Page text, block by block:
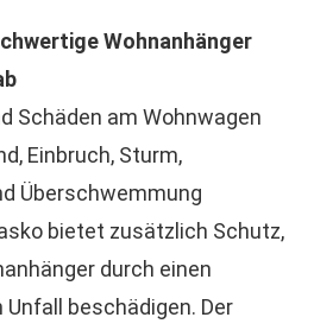
Wohnanhänger
Schäden am Wohnwagen
Einbruch, Sturm,
Überschwemmung
bietet zusätzlich Schutz,
durch einen
beschädigen. Der